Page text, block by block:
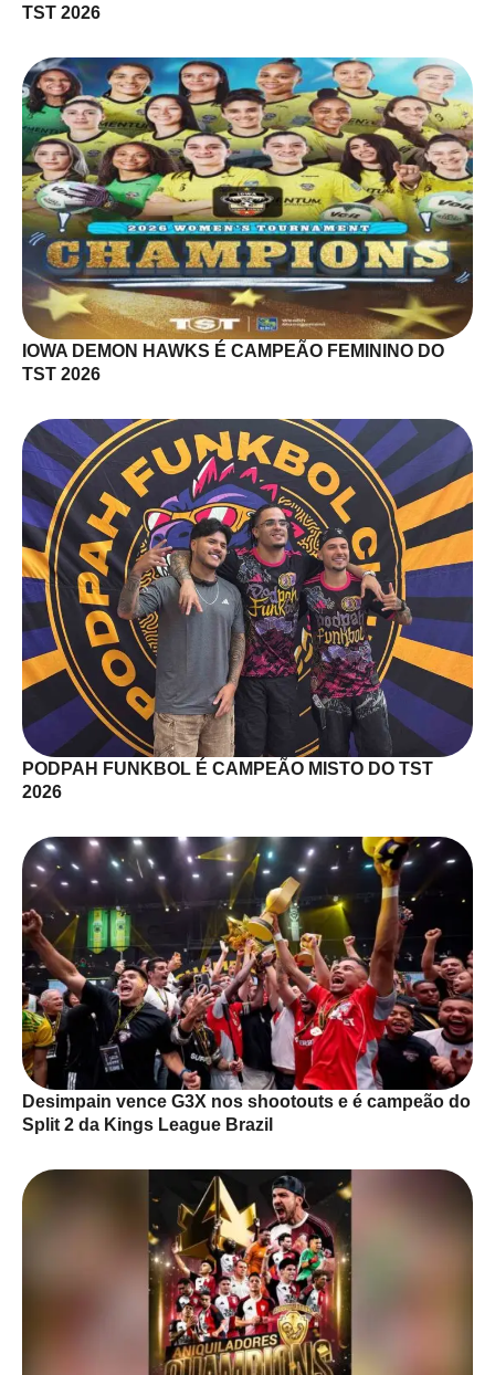
TST 2026
IOWA DEMON HAWKS É CAMPEÃO FEMININO DO
TST 2026
PODPAH FUNKBOL É CAMPEÃO MISTO DO TST
2026
Desimpain vence G3X nos shootouts e é campeão do
Split 2 da Kings League Brazil